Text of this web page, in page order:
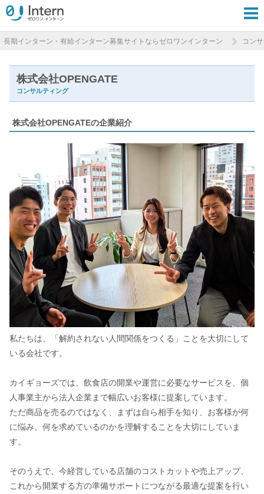
長期インターン・有給インターン募集サイトならゼロワンインターン コン
株式会社OPENGATE
コンサルティング
株式会社OPENGATEの企業紹介
私たちは、「解約されない人間関係をつくる」ことを大切にして
いる会社です。
カイギョーズでは、飲食店の開業や運営に必要なサービスを、個
人事業主から法人企業まで幅広いお客様に提案しています。
ただ商品を売るのではなく、まずは自ら相手を知り、お客様が何
に悩み、何を求めているのかを理解することを大切にしていま
す。
そのうえで、今経営している店舗のコストカットや売上アップ、
これから開業する方の準備サポートにつながる最適な提案を行い